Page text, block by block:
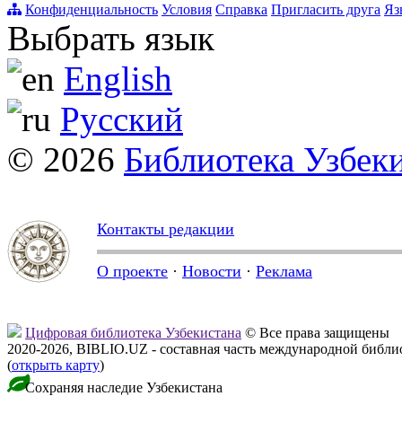
Конфиденциальность Условия Справка Пригласить друга
Выбрать язык
English
Русский
© 2026 Библиотека
Контакты редакции
О проекте · Новости · Реклама
Цифровая библиотека Узбекистана © Все права защищены
2020-2026, BIBLIO.UZ - составная часть международной
(открыть карту)
Сохраняя наследие Узбекистана